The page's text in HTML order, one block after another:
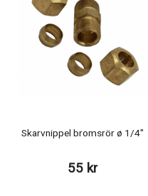
Skarvnippel bromsrör ø 1/4"
55 kr